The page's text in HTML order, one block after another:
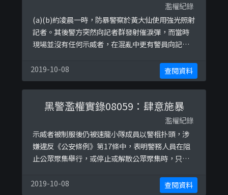
濫權紀錄
(a)(b)約凌晨一時，防暴警察於黃大仙使用強光照射
記者。其後警方突然向記者群發射催淚彈，而當時
現場並沒有任何示威者，在混亂中更有警員向記者
應盡可能協助新聞媒體工作者的採訪工作。這亦涉
嫌違反《公安條例》第17條中，表明警務人員在阻
止公眾聚集舉行，或停止或解散公眾聚集時，只可
以使用「合理所需的武力」。而過份武力對待被拘
2019-10-08 查閱資料
黑警濫權實錄08059：肆意施暴
濫權紀錄
示威者被制服後仍被速龍小隊成員以警棍扑頭，涉
嫌違反《公安條例》第17條中，表明警務人員在阻
止公眾聚集舉行，或停止或解散公眾聚集時，只可
捕人士，在沒有合理辨解下，亦可能違反《侵害人
2019-10-08 查閱資料